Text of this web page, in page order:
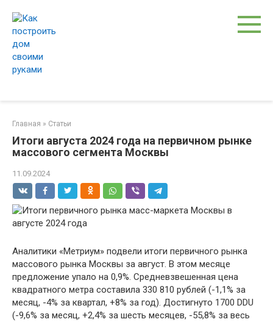
контенту
Главная » Статьи
Итоги августа 2024 года на первичном рынке
массового сегмента Москвы
11.09.2024
Аналитики «Метриум» подвели итоги первичного рынка
массового рынка Москвы за август. В этом месяце
предложение упало на 0,9%. Средневзвешенная цена
квадратного метра составила 330 810 рублей (-1,1% за
месяц, -4% за квартал, +8% за год). Достигнуто 1700 DDU
(-9,6% за месяц, +2,4% за шесть месяцев, -55,8% за весь